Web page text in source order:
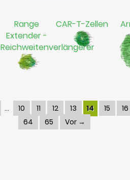
Range
Extender -
Reichweitenverlängerer
CAR-T-Zellen
10 11 12 13 14 15
16
64
65 Vor →